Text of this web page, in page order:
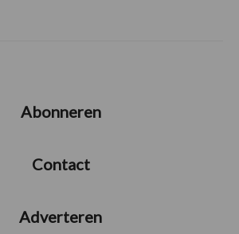
Abonneren
Contact
Adverteren